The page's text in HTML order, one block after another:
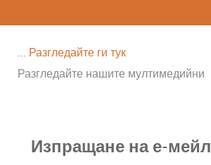
Разгледайте нашите мултимедийни
платформи. ... Разгледайте ги тук
Изпращане на е-мейл